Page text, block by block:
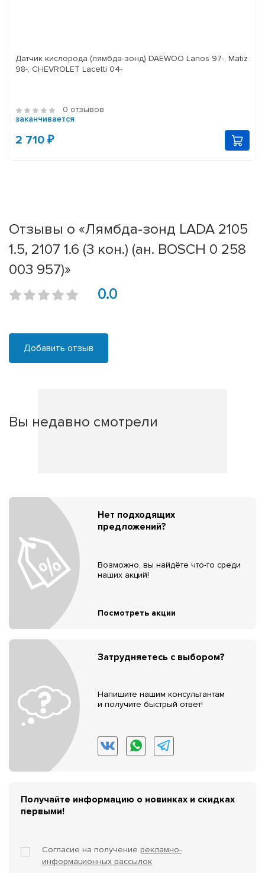
Датчик кислорода (лямбда-зонд) DAEWOO Lanos 97-, Matiz
98-; CHEVROLET Lacetti 04-
0 отзывов
заканчивается
2 710 ₽
Отзывы о «Лямбда-зонд LADA 2105
1.5, 2107 1.6 (3 кон.) (ан. BOSCH 0 258
003 957)»
0.0
Добавить отзыв
Вы недавно смотрели
Нет подходящих
предложений?
Возможно, вы найдёте что-то среди
наших акций!
Посмотреть акции
Затрудняетесь с выбором?
Напишите нашим консультантам
и получите быстрый ответ!
Получайте информацию о новинках и скидках
первыми!
Согласие на получение рекламно-
информационных рассылок